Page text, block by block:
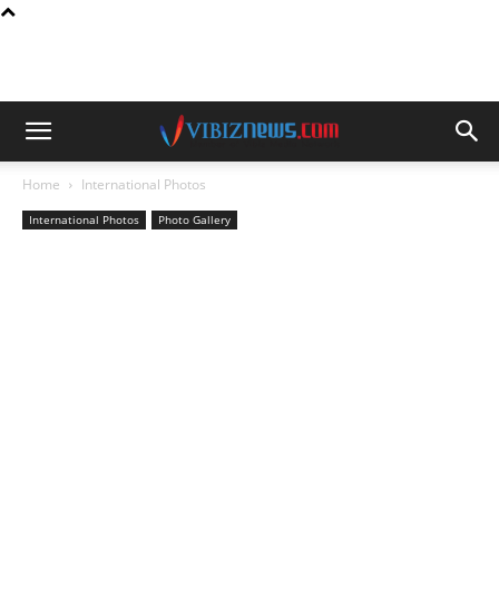
Home International Photos
International Photos Photo Gallery